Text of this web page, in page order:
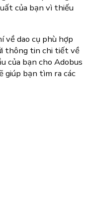
của bạn vì thiếu
về dao cụ phù hợp
thông tin chi tiết về
của bạn cho Adobus
giúp bạn tìm ra các